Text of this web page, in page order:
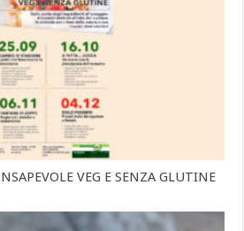
VEG E SENZA GLUTINE